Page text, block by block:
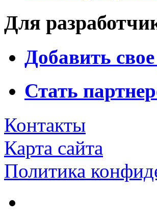
Для
Добавить
Стать
Контакты
Карта сайта
Политика